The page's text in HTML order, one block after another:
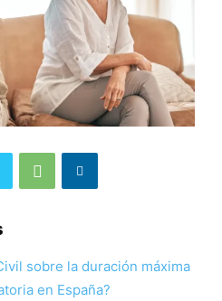
sobre la duración máxima
en España?